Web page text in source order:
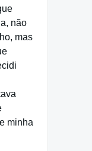
não
mas
minha